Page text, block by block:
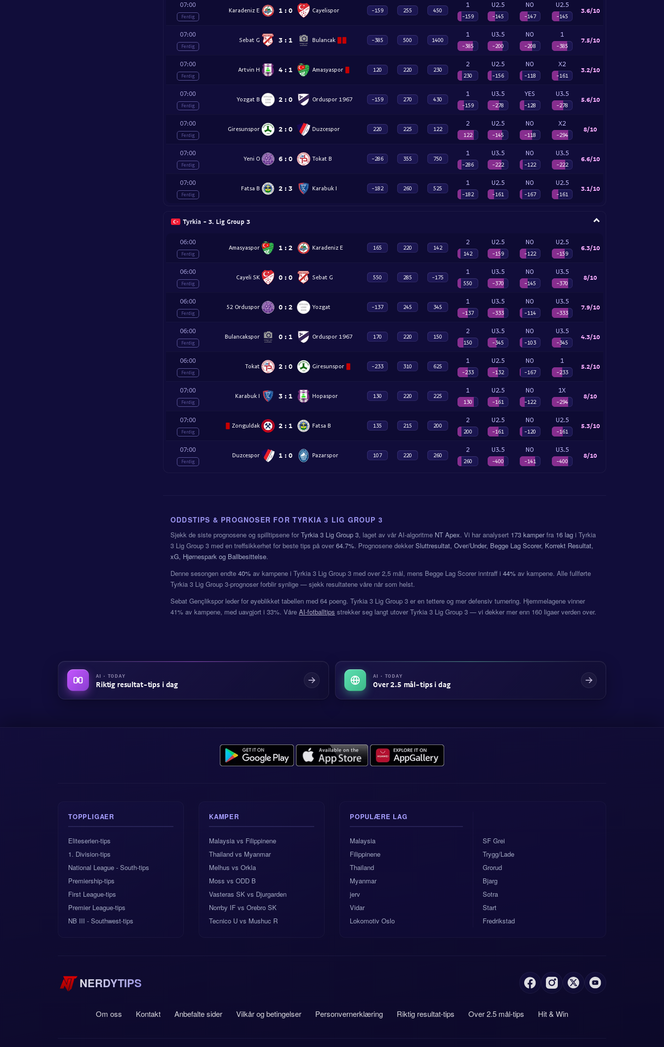
07:00
Ferdig
Karadeniz E 1 : 0 Cayelispor -159 255 450
1
-159
U2.5
-145
NO
-147
U2.5
-145
3.6/10
07:00
Ferdig
Sebat G 3 : 1 Bulancak -385 500 1400
1
-385
U3.5
-200
NO
-208
1
-385
7.5/10
07:00
Ferdig
Artvin H 4 : 1 Amasyaspor 120 220 230
2
230
U2.5
-156
NO
-118
X2
-161
3.2/10
07:00
Ferdig
Yozgat B 2 : 0 Orduspor 1967 -159 270 430
1
-159
U3.5
-278
YES
-128
U3.5
-278
5.6/10
07:00
Ferdig
Giresunspor 2 : 0 Duzcespor 220 225 122
2
122
U2.5
-145
NO
-118
X2
-294
8/10
07:00
Ferdig
Yeni O 6 : 0 Tokat B -286 355 750
1
-286
U3.5
-222
NO
-122
U3.5
-222
6.6/10
07:00
Ferdig
Fatsa B 2 : 3 Karabuk I -182 260 525
1
-182
U2.5
-161
NO
-167
U2.5
-161
3.1/10
Tyrkia - 3. Lig Group 3
06:00
Ferdig
Amasyaspor 1 : 2 Karadeniz E 165 220 142
2
142
U2.5
-159
NO
-122
U2.5
-159
6.3/10
06:00
Ferdig
Cayeli SK 0 : 0 Sebat G 550 285 -175
1
550
U3.5
-370
NO
-145
U3.5
-370
8/10
06:00
Ferdig
52 Orduspor 0 : 2 Yozgat -137 245 345
1
-137
U3.5
-333
NO
-114
U3.5
-333
7.9/10
06:00
Ferdig
Bulancakspor 0 : 1 Orduspor 1967 170 220 150
2
150
U3.5
-345
NO
-103
U3.5
-345
4.3/10
06:00
Ferdig
Tokat 2 : 0 Giresunspor -233 310 625
1
-233
U2.5
-132
NO
-167
1
-233
5.2/10
07:00
Ferdig
Karabuk I 3 : 1 Hopaspor 130 220 225
1
130
U2.5
-161
NO
-122
1X
-294
8/10
07:00
Ferdig
Zonguldak 2 : 1 Fatsa B 135 215 200
2
200
U2.5
-161
NO
-120
U2.5
-161
5.3/10
07:00
Ferdig
Duzcespor 1 : 0 Pazarspor 107 220 260
2
260
U3.5
-400
NO
-141
U3.5
-400
8/10
ODDSTIPS & PROGNOSER FOR TYRKIA 3 LIG GROUP 3
Sjekk de siste prognosene og spilltipsene for Tyrkia 3 Lig Group 3, laget av vår AI-algoritme NT Apex. Vi har analysert 173 kamperfra 16 lag i Tyrkia
3 Lig Group 3 med en treffsikkerhet for beste tips på over 64.7%. Prognosene dekker Sluttresultat, Over/Under, Begge Lag Scorer, Korrekt Resultat,
xG, Hjørnespark og Ballbesittelse.
Denne sesongen endte 40% av kampene i Tyrkia 3 Lig Group 3 med over 2,5 mål, mens Begge Lag Scorer inntraff i 44% av kampene. Alle fullførte
Tyrkia 3 Lig Group 3-prognoser forblir synlige — sjekk resultatene våre når som helst.
Sebat Gençlikspor leder for øyeblikket tabellen med 64 poeng. Tyrkia 3 Lig Group 3 er en tettere og mer defensiv turnering. Hjemmelagene vinner
41% av kampene, med uavgjort i 33%. Våre AI-fotballtips strekker seg langt utover Tyrkia 3 Lig Group 3 — vi dekker mer enn 160 ligaer verden over.
AI · TODAY
Riktig resultat-tips i dag
AI · TODAY
Over 2.5 mål-tips i dag
TOPPLIGAER
Eliteserien-tips
1. Division-tips
National League - South-tips
Premiership-tips
First League-tips
Premier League-tips
NB III - Southwest-tips
KAMPER
Malaysia vs Filippinene
Thailand vs Myanmar
Melhus vs Orkla
Moss vs ODD B
Vasteras SK vs Djurgarden
Norrby IF vs Orebro SK
Tecnico U vs Mushuc R
POPULÆRE LAG
Malaysia
Filippinene
Thailand
Myanmar
jerv
Vidar
Lokomotiv Oslo
SF Grei
Trygg/Lade
Grorud
Bjarg
Sotra
Start
Fredrikstad
NERDYTIPS
Om oss Kontakt Anbefalte sider Vilkår og betingelser Personvernerklæring Riktig resultat-tips Over 2.5 mål-tips Hit & Win